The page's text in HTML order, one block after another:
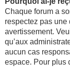
Chaque forum a
respectez pas une
avertissement.
qu’aux
aucun cas
espace. Pour plus